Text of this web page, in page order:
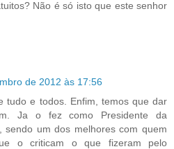
Não é só isto que este senhor
de 2012 às 17:56
tudo e todos. Enfim, temos que dar
Ja o fez como Presidente da
sendo um dos melhores com quem
o criticam o que fizeram pelo